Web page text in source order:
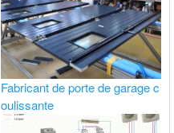
Fabricant de porte de garage c
oulissante